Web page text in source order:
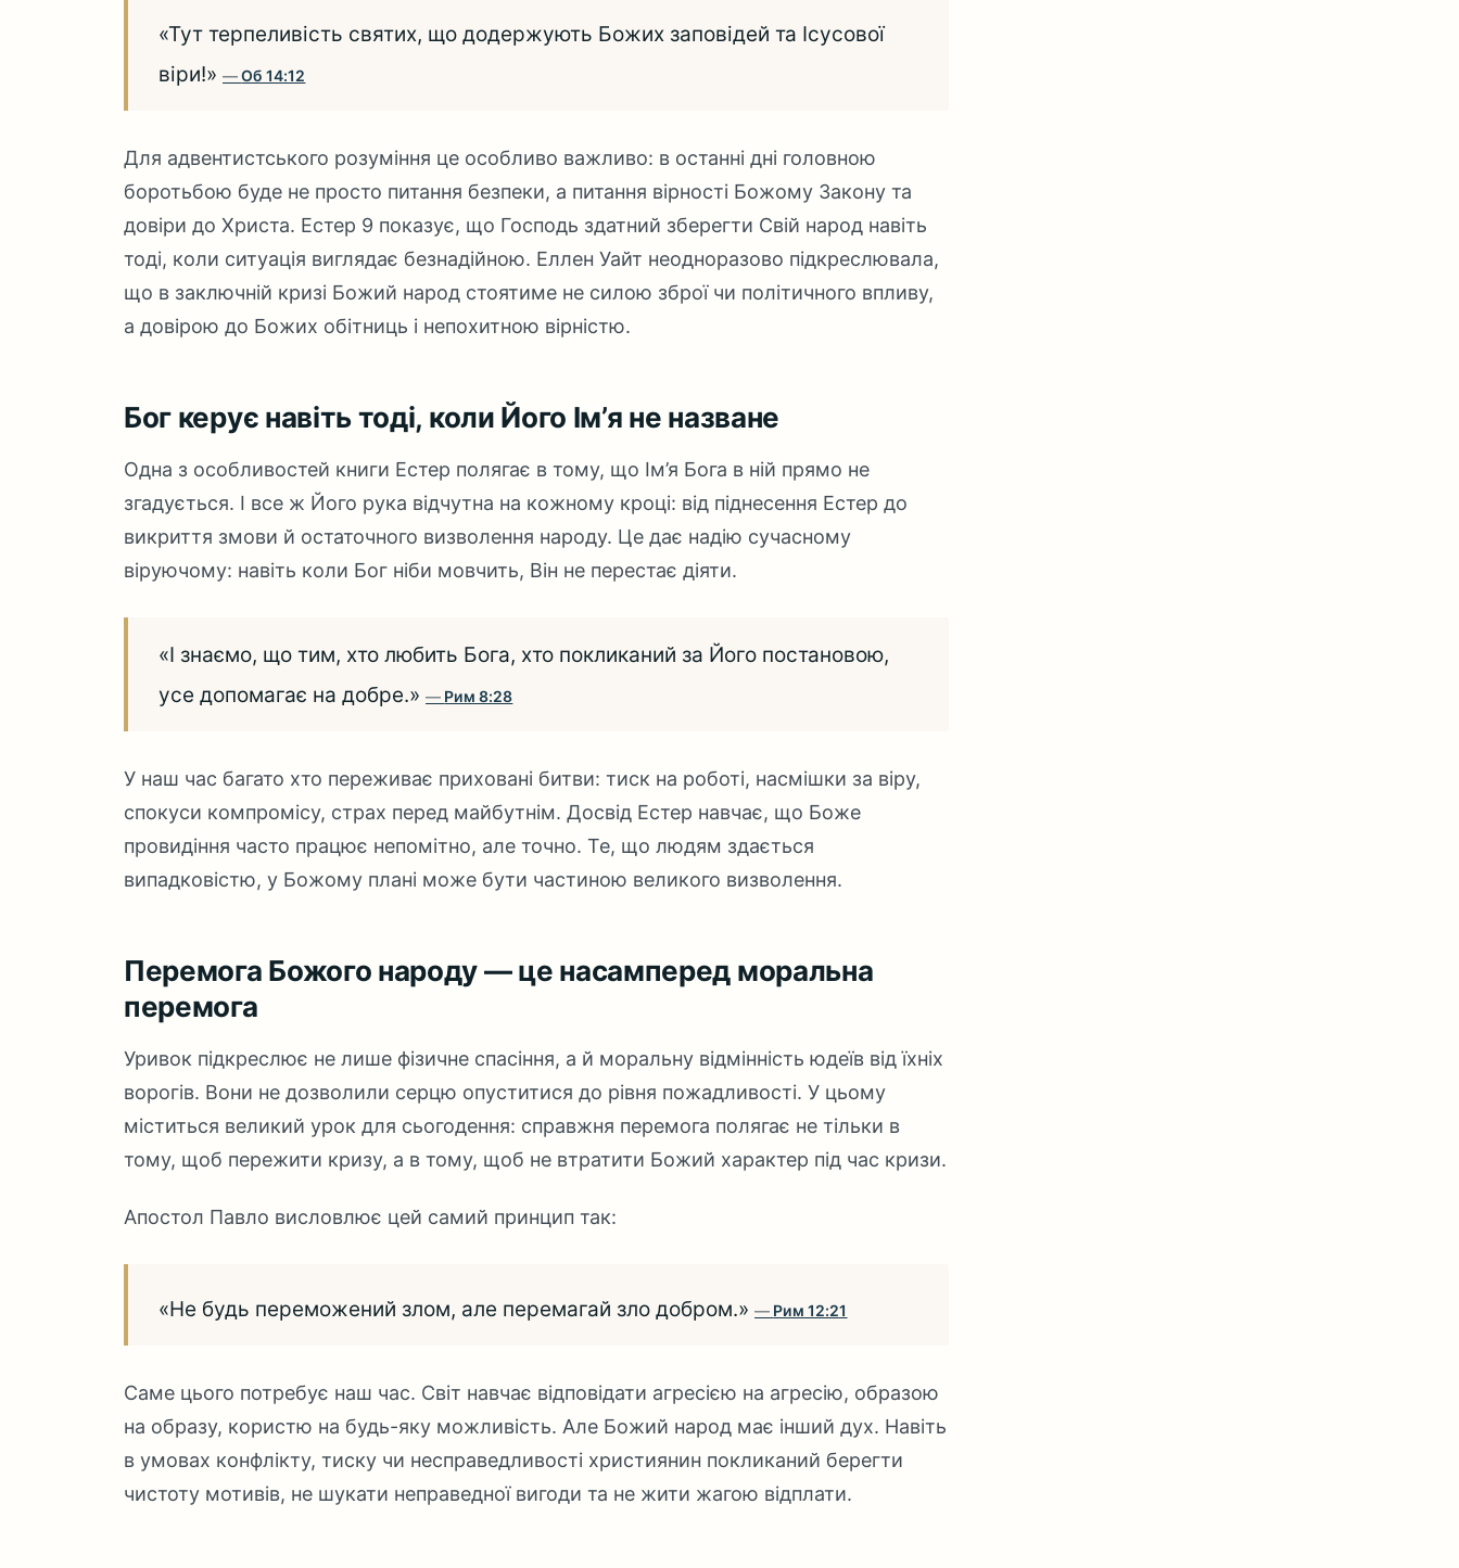
«Тут терпеливість святих, що додержують Божих заповідей та Ісусової
віри!»
Об 14:12
Для адвентистського розуміння це особливо важливо: в останні дні головною
боротьбою буде не просто питання безпеки, а питання вірності Божому Закону та
довіри до Христа. Естер 9 показує, що Господь здатний зберегти Свій народ навіть
тоді, коли ситуація виглядає безнадійною. Еллен Уайт неодноразово підкреслювала,
що в заключній кризі Божий народ стоятиме не силою зброї чи політичного впливу,
а довірою до Божих обітниць і непохитною вірністю.
Бог керує навіть тоді, коли Його Ім’я не назване
Одна з особливостей книги Естер полягає в тому, що Ім’я Бога в ній прямо не
згадується. І все ж Його рука відчутна на кожному кроці: від піднесення Естер до
викриття змови й остаточного визволення народу. Це дає надію сучасному
віруючому: навіть коли Бог ніби мовчить, Він не перестає діяти.
«І знаємо, що тим, хто любить Бога, хто покликаний за Його постановою,
усе допомагає на добре.»
Рим 8:28
У наш час багато хто переживає приховані битви: тиск на роботі, насмішки за віру,
спокуси компромісу, страх перед майбутнім. Досвід Естер навчає, що Боже
провидіння часто працює непомітно, але точно. Те, що людям здається
випадковістю, у Божому плані може бути частиною великого визволення.
Перемога Божого народу — це насамперед моральна
перемога
Уривок підкреслює не лише фізичне спасіння, а й моральну відмінність юдеїв від їхніх
ворогів. Вони не дозволили серцю опуститися до рівня пожадливості. У цьому
міститься великий урок для сьогодення: справжня перемога полягає не тільки в
тому, щоб пережити кризу, а в тому, щоб не втратити Божий характер під час кризи.
Апостол Павло висловлює цей самий принцип так:
«Не будь переможений злом, але перемагай зло добром.» Рим 12:21
Саме цього потребує наш час. Світ навчає відповідати агресією на агресію, образою
на образу, користю на будь-яку можливість. Але Божий народ має інший дух. Навіть
в умовах конфлікту, тиску чи несправедливості християнин покликаний берегти
чистоту мотивів, не шукати неправедної вигоди та не жити жагою відплати.